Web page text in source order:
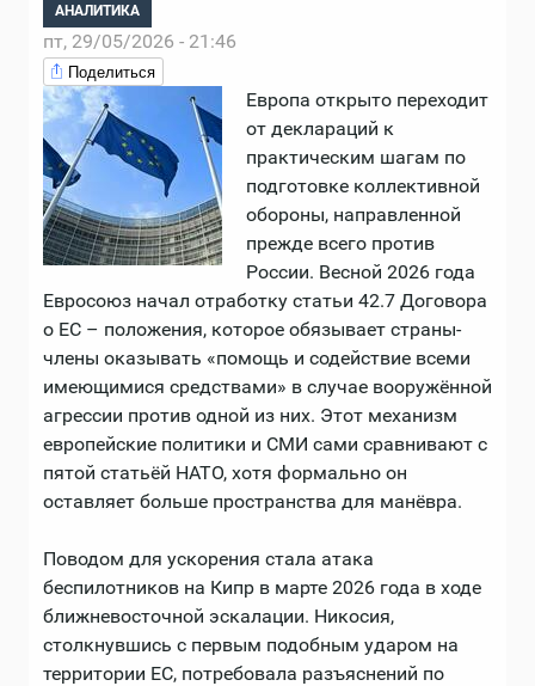
АНАЛИТИКА
пт, 29/05/2026 - 21:46
Поделиться
Европа открыто переходит
от деклараций к
практическим шагам по
подготовке коллективной
обороны, направленной
прежде всего против
России. Весной 2026 года
Евросоюз начал отработку статьи 42.7 Договора
о ЕС – положения, которое обязывает страны-
члены оказывать «помощь и содействие всеми
имеющимися средствами» в случае вооружённой
агрессии против одной из них. Этот механизм
европейские политики и СМИ сами сравнивают с
пятой статьёй НАТО, хотя формально он
оставляет больше пространства для манёвра.
Поводом для ускорения стала атака
беспилотников на Кипр в марте 2026 года в ходе
ближневосточной эскалации. Никосия,
столкнувшись с первым подобным ударом на
территории ЕС, потребовала разъяснений по